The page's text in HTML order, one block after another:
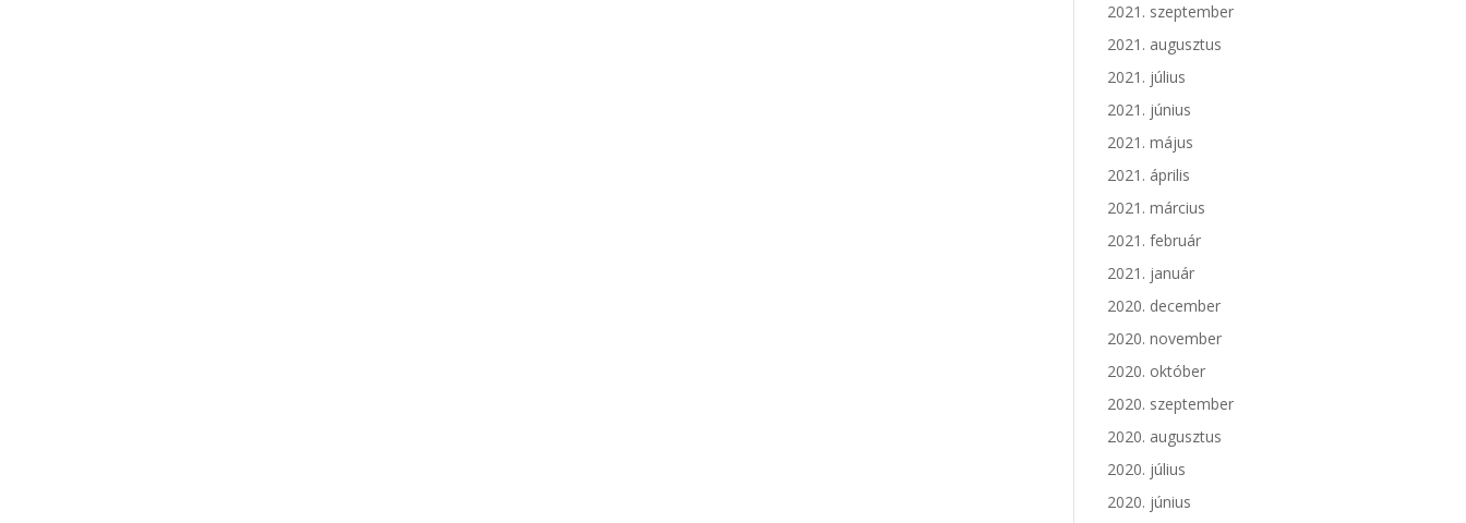
2021. szeptember
2021. augusztus
2021. július
2021. június
2021. május
2021. április
2021. március
2021. február
2021. január
2020. december
2020. november
2020. október
2020. szeptember
2020. augusztus
2020. július
2020. június